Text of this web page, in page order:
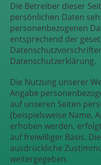
Die Betreiber dieser
persönlichen Daten
personenbezogenen
entsprechend der
Datenschutzerklärung.
Die Nutzung unserer
Angabe
auf unseren Seiten
(beispielsweise Name,
erhoben werden,
auf freiwilliger Basis.
ausdrückliche
weitergegeben.